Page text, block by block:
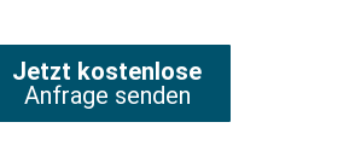
Jetzt kostenlose
Anfrage senden